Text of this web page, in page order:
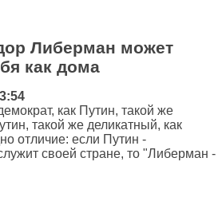
Либерман может
как дома
как Путин, такой же
такой же деликатный, как
отличие: если Путин -
своей стране, то "Либерман -